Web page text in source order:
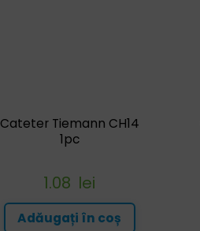
Cateter Tiemann CH14
1pc
1.08 lei
Adăugați în coș